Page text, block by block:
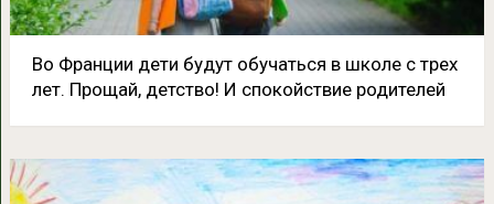
Во Франции дети будут обучаться в школе с трех
лет. Прощай, детство! И спокойствие родителей